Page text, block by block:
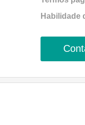
Habilidade